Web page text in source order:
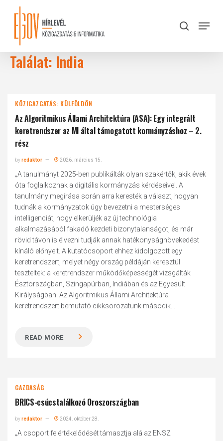
content
search
Menu
Találat: India
KÖZIGAZGATÁS: KÜLFÖLDÖN
Az Algoritmikus Állami Architektúra (ASA): Egy integrált
keretrendszer az MI által támogatott kormányzáshoz – 2.
rész
byredaktor 2026. március 15.
„A tanulmányt 2025-ben publikálták olyan szakértők, akik évek
óta foglalkoznak a digitális kormányzás kérdéseivel. A
tanulmány megírása során arra keresték a választ, hogyan
tudnák a kormányzatok úgy bevezetni a mesterséges
intelligenciát, hogy elkerüljék az új technológia
alkalmazásából fakadó kezdeti bizonytalanságot, és már
rövid távon is élvezni tudják annak hatékonyságnövekedést
kínáló előnyeit. A kutatócsoport ehhez kidolgozott egy
keretrendszert, melyet négy ország példáján keresztül
teszteltek: a keretrendszer működőképességét vizsgálták
Észtországban, Szingapúrban, Indiában és az Egyesült
Királyságban. Az Algoritmikus Állami Architektúra
keretrendszert bemutató cikksorozatunk második...
READ MORE
GAZDASÁG
BRICS-csúcstalálkozó Oroszországban
byredaktor 2024. október 28.
„A csoport felértékelődését támasztja alá az ENSZ
Close